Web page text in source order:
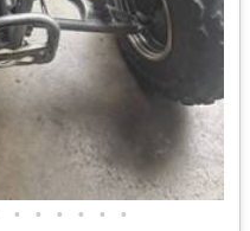
• • • • • •